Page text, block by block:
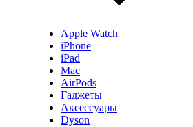
Apple Watch
iPhone
iPad
Mac
AirPods
Гаджеты
Аксессуары
Dyson